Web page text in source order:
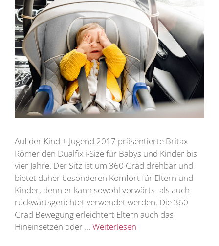
Auf der Kind + Jugend 2017 präsentierte Britax
Römer den Dualfix i-Size für Babys und Kinder bis
vier Jahre. Der Sitz ist um 360 Grad drehbar und
bietet daher besonderen Komfort für Eltern und
Kinder, denn er kann sowohl vorwärts- als auch
rückwärtsgerichtet verwendet werden. Die 360
Grad Bewegung erleichtert Eltern auch das
Hineinsetzen oder … Weiterlesen